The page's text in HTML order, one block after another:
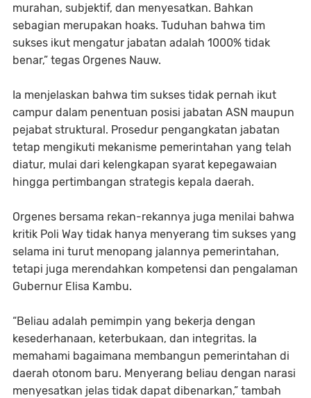
murahan, subjektif, dan menyesatkan. Bahkan
sebagian merupakan hoaks. Tuduhan bahwa tim
sukses ikut mengatur jabatan adalah 1000% tidak
benar,” tegas Orgenes Nauw.
Ia menjelaskan bahwa tim sukses tidak pernah ikut
campur dalam penentuan posisi jabatan ASN maupun
pejabat struktural. Prosedur pengangkatan jabatan
tetap mengikuti mekanisme pemerintahan yang telah
diatur, mulai dari kelengkapan syarat kepegawaian
hingga pertimbangan strategis kepala daerah.
Orgenes bersama rekan-rekannya juga menilai bahwa
kritik Poli Way tidak hanya menyerang tim sukses yang
selama ini turut menopang jalannya pemerintahan,
tetapi juga merendahkan kompetensi dan pengalaman
Gubernur Elisa Kambu.
“Beliau adalah pemimpin yang bekerja dengan
kesederhanaan, keterbukaan, dan integritas. Ia
memahami bagaimana membangun pemerintahan di
daerah otonom baru. Menyerang beliau dengan narasi
menyesatkan jelas tidak dapat dibenarkan,” tambah